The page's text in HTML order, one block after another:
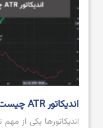
اندیکاتور ATR چیست؟ آموزش تصویری اندیکاتور atr
اندیکاتورها یکی از